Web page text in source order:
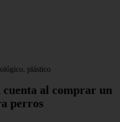
plástico
cuenta al comprar un
perros